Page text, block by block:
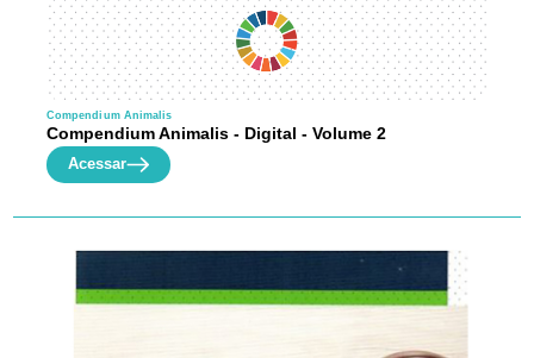
Compendium Animalis
Compendium Animalis - Digital - Volume 2
Acessar